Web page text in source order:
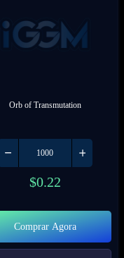
Orb of Transmutation
$0.22
Comprar Agora